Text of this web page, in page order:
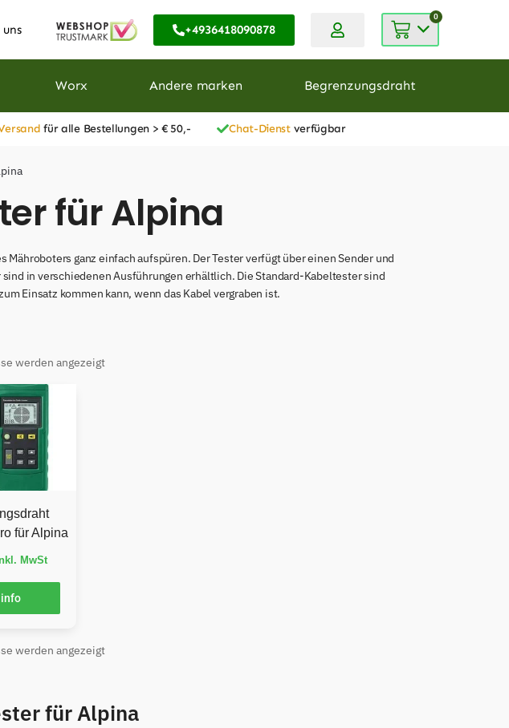
+4936418090878
0
Worx Andere marken Begrenzungsdraht
für alle Bestellungen > € 50,- Chat-Dienstverfügbar
für Alpina
ganz einfach aufspüren. Der Tester verfügt über einen Sender und
in verschiedenen Ausführungen erhältlich. Die Standard-Kabeltester sind
Einsatz kommen kann, wenn das Kabel vergraben ist.
werden angezeigt
für Alpina
Inkl. MwSt
werden angezeigt
für Alpina